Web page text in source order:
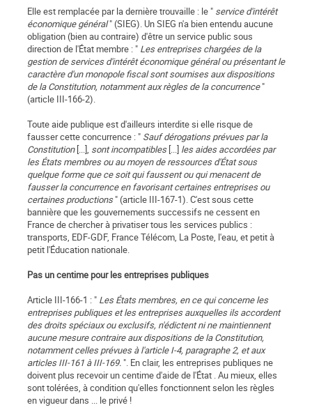
Elle est remplacée par la dernière trouvaille : le " service d'intérêt
économique général" (SIEG). Un SIEG n'a bien entendu aucune
obligation (bien au contraire) d'être un service public sous
direction de l'État membre : " Les entreprises chargées de la
gestion de services d'intérêt économique général ou présentant le
caractère d'un monopole fiscal sont soumises aux dispositions
de la Constitution, notamment aux règles de la concurrence"
(article III-166-2).
Toute aide publique est d'ailleurs interdite si elle risque de
fausser cette concurrence : " Sauf dérogations prévues par la
Constitution[...], sont incompatibles[...] les aides accordées par
les États membres ou au moyen de ressources d'État sous
quelque forme que ce soit qui faussent ou qui menacent de
fausser la concurrence en favorisant certaines entreprises ou
certaines productions" (article III-167-1). C'est sous cette
bannière que les gouvernements successifs ne cessent en
France de chercher à privatiser tous les services publics :
transports, EDF-GDF, France Télécom, La Poste, l'eau, et petit à
petit l'Éducation nationale.
Pas un centime pour les entreprises publiques
Article III-166-1 : " Les États membres, en ce qui concerne les
entreprises publiques et les entreprises auxquelles ils accordent
des droits spéciaux ou exclusifs, n'édictent ni ne maintiennent
aucune mesure contraire aux dispositions de la Constitution,
notamment celles prévues à l'article I-4, paragraphe 2, et aux
articles III-161 à III-169.". En clair, les entreprises publiques ne
doivent plus recevoir un centime d'aide de l'État . Au mieux, elles
sont tolérées, à condition qu'elles fonctionnent selon les règles
en vigueur dans ... le privé !